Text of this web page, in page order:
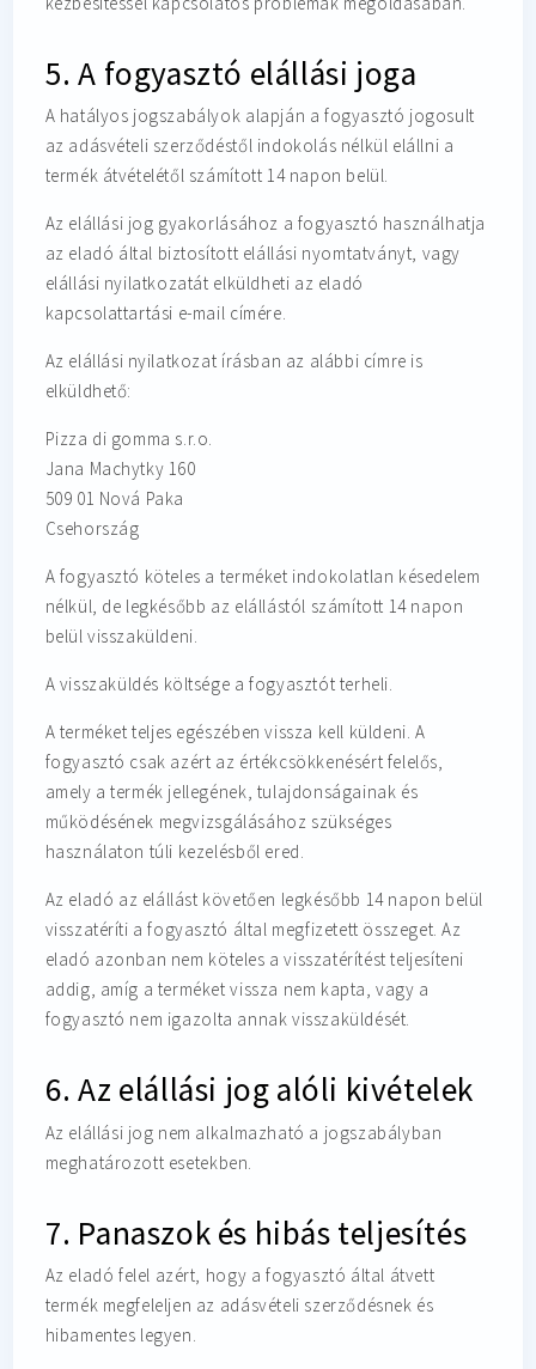
5. A fogyasztó elállási joga
A hatályos jogszabályok alapján a fogyasztó jogosult
az adásvételi szerződéstől indokolás nélkül elállni a
termék átvételétől számított 14 napon belül.
Az elállási jog gyakorlásához a fogyasztó használhatja
az eladó által biztosított elállási nyomtatványt, vagy
elállási nyilatkozatát elküldheti az eladó
kapcsolattartási e-mail címére.
Az elállási nyilatkozat írásban az alábbi címre is
elküldhető:
Pizza di gomma s.r.o.
Jana Machytky 160
509 01 Nová Paka
Csehország
A fogyasztó köteles a terméket indokolatlan késedelem
nélkül, de legkésőbb az elállástól számított 14 napon
belül visszaküldeni.
A visszaküldés költsége a fogyasztót terheli.
A terméket teljes egészében vissza kell küldeni. A
fogyasztó csak azért az értékcsökkenésért felelős,
amely a termék jellegének, tulajdonságainak és
működésének megvizsgálásához szükséges
használaton túli kezelésből ered.
Az eladó az elállást követően legkésőbb 14 napon belül
visszatéríti a fogyasztó által megfizetett összeget. Az
eladó azonban nem köteles a visszatérítést teljesíteni
addig, amíg a terméket vissza nem kapta, vagy a
fogyasztó nem igazolta annak visszaküldését.
6. Az elállási jog alóli kivételek
Az elállási jog nem alkalmazható a jogszabályban
meghatározott esetekben.
7. Panaszok és hibás teljesítés
Az eladó felel azért, hogy a fogyasztó által átvett
termék megfeleljen az adásvételi szerződésnek és
hibamentes legyen.